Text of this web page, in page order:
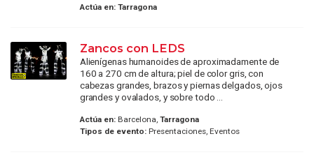
Actúa en: Tarragona
Zancos con LEDS
Alienígenas humanoides de aproximadamente de
160 a 270 cm de altura; piel de color gris, con
cabezas grandes, brazos y piernas delgados, ojos
grandes y ovalados, y sobre todo ...
Actúa en:Barcelona, Tarragona
Tipos de evento:Presentaciones, Eventos